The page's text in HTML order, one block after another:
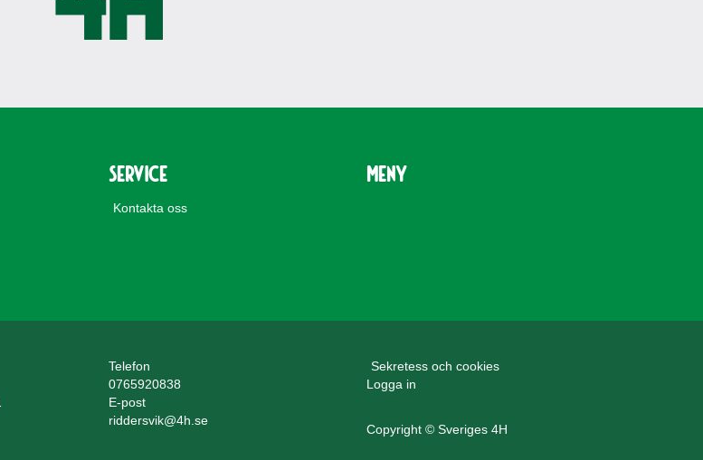
Service
Kontakta oss
Meny
Telefon
0765920838
E-post
riddersvik@4h.se
Sekretess och cookies
Logga in
Copyright © Sveriges 4H